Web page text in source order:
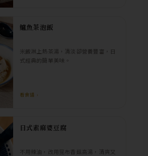
鱸魚茶泡飯
米飯淋上熱茶湯，清淡卻營養豐富，日
式經典的簡單美味。
看食譜 ›
日式素麻婆豆腐
不用辣油，改用昆布香菇高湯，清爽又